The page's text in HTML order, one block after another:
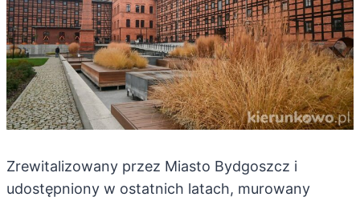
Zrewitalizowany przez Miasto Bydgoszcz i
udostępniony w ostatnich latach, murowany